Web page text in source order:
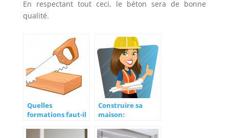
En respectant tout ceci, le béton sera de bonne
qualité.
Quelles
formations faut-il
Construire sa
maison:
plan architectural